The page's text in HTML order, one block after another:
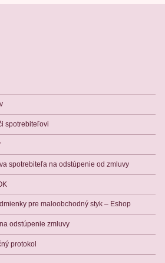
spotrebiteľovi
spotrebiteľa na odstúpenie od zmluvy
pre maloobchodný styk – Eshop
odstúpenie zmluvy
protokol